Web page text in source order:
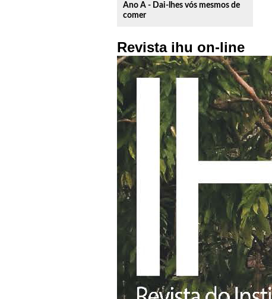
Ano A - Dai-lhes vós mesmos de
comer
Revista ihu on-line